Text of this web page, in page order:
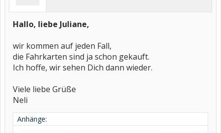
Hallo, liebe Juliane,
wir kommen auf jeden Fall,
die Fahrkarten sind ja schon gekauft.
Ich hoffe, wir sehen Dich dann wieder.
Viele liebe Grüße
Neli
Anhänge: